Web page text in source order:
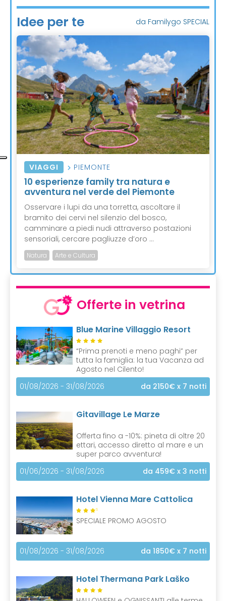
Idee per te da Familygo SPECIAL
VIAGGI PIEMONTE
10 esperienze family tra natura e
avventura nel verde del Piemonte
Osservare i lupi da una torretta, ascoltare il
bramito dei cervi nel silenzio del bosco,
camminare a piedi nudi attraverso postazioni
sensoriali, cercare pagliuzze d’oro ...
Natura Arte e Cultura
Offerte in vetrina
Blue Marine Villaggio Resort
“Prima prenoti e meno paghi” per
tutta la famiglia: la tua Vacanza ad
Agosto nel Cilento!
01/08/2026 - 31/08/2026
da 2150€ x 7 notti
Gitavillage Le Marze
Offerta fino a -10%: pineta di oltre 20
ettari, accesso diretto al mare e un
super parco avventura!
01/06/2026 - 31/08/2026
da 459€ x 3 notti
Hotel Vienna Mare Cattolica
S
SPECIALE PROMO AGOSTO
01/08/2026 - 31/08/2026 da 1850€ x 7 notti
Hotel Thermana Park Laško